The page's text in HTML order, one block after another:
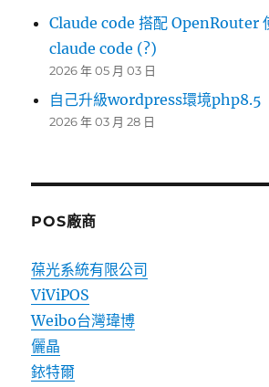
Claude code 搭配 OpenRouter
claude code (?)
2026 年 05 月 03 日
自己升級wordpress環境php8.5
2026 年 03 月 28 日
POS廠商
葆光系統有限公司
ViViPOS
Weibo台灣瑋博
儷晶
銥特爾